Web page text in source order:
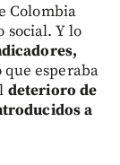
Colombia
social. Y lo
esperaba
deterioro de
a